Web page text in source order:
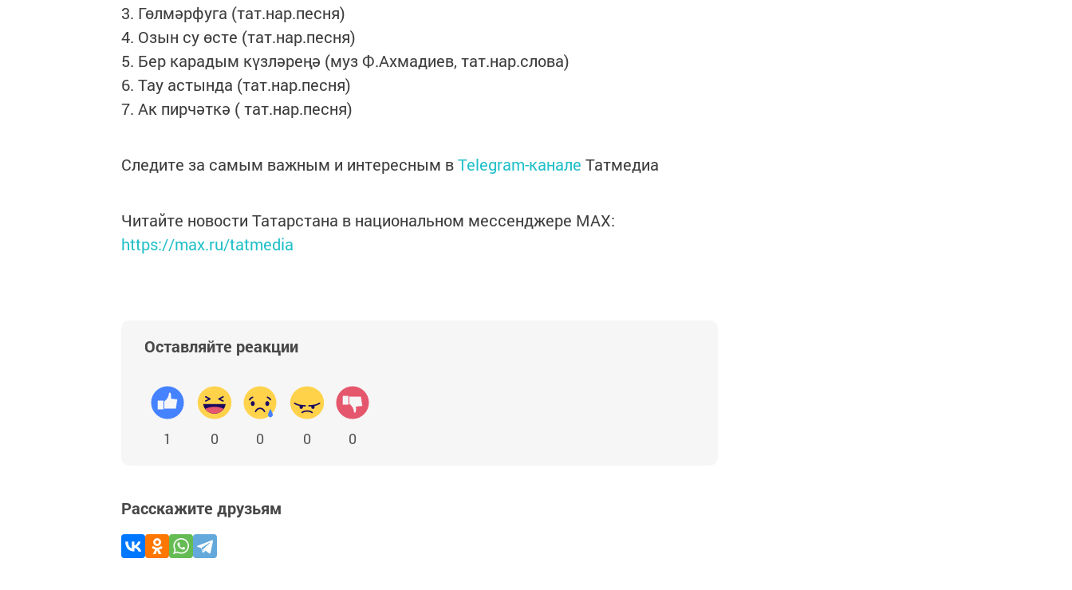
3. Гөлмәрфуга (тат.нар.песня)
4. Озын су өсте (тат.нар.песня)
5. Бер карадым күзләреңә (муз Ф.Ахмадиев, тат.нар.слова)
6. Тау астында (тат.нар.песня)
7. Ак пирчәткә ( тат.нар.песня)
Следите за самым важным и интересным вTelegram-канале Татмедиа
Читайте новости Татарстана в национальном мессенджере MАХ:
https://max.ru/tatmedia
Оставляйте реакции
1 0 0 0 0
Расскажите друзьям